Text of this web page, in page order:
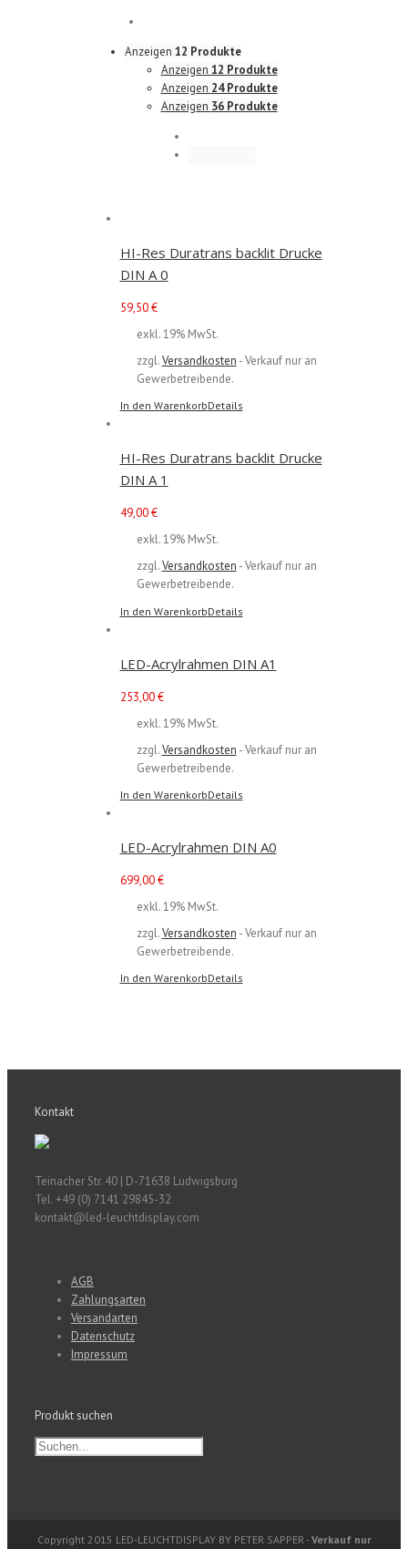
Anzeigen 12 Produkte
Anzeigen 12 Produkte
Anzeigen 24 Produkte
Anzeigen 36 Produkte
HI-Res Duratrans backlit Drucke
DIN A 0
59,50€
exkl. 19% MwSt.
zzgl.Versandkosten - Verkauf nur an
Gewerbetreibende.
In den WarenkorbDetails
HI-Res Duratrans backlit Drucke
DIN A 1
49,00€
exkl. 19% MwSt.
zzgl.Versandkosten - Verkauf nur an
Gewerbetreibende.
In den WarenkorbDetails
LED-Acrylrahmen DIN A1
253,00€
exkl. 19% MwSt.
zzgl.Versandkosten - Verkauf nur an
Gewerbetreibende.
In den WarenkorbDetails
LED-Acrylrahmen DIN A0
699,00€
exkl. 19% MwSt.
zzgl.Versandkosten - Verkauf nur an
Gewerbetreibende.
In den WarenkorbDetails
Kontakt
Teinacher Str. 40 | D-71638 Ludwigsburg
Tel. +49 (0) 7141 29845-32
kontakt@led-leuchtdisplay.com
AGB
Zahlungsarten
Versandarten
Datenschutz
Impressum
Produkt suchen
Copyright 2015 LED-LEUCHTDISPLAY BY PETER SAPPER -Verkauf nur